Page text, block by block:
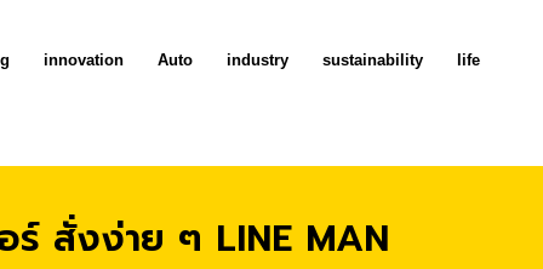
innovation Auto industry sustainability life
ร์ สั่งง่าย ๆ LINE MAN